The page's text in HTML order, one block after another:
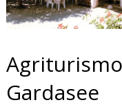
Gardasee